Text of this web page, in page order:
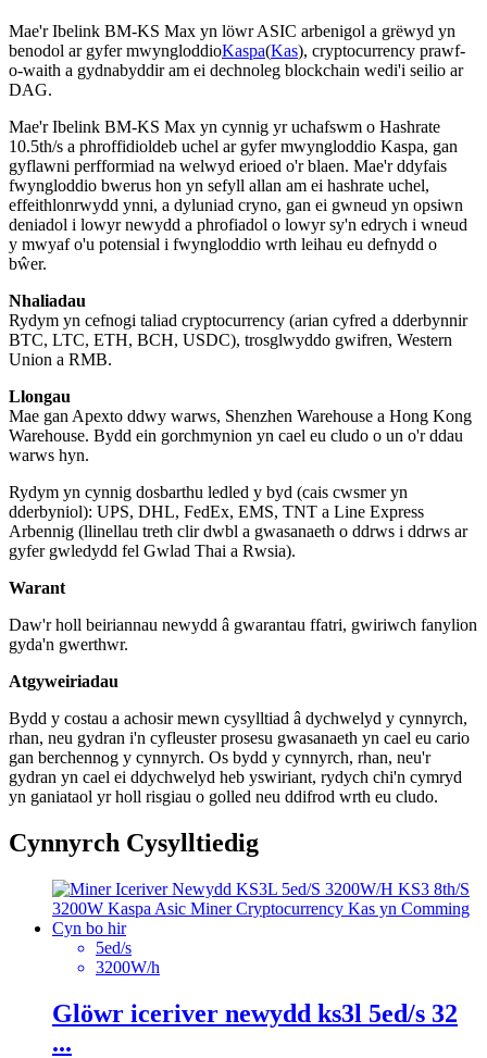
Mae'r Ibelink BM-KS Max yn löwr ASIC arbenigol a grëwyd yn
benodol ar gyfer mwyngloddioKaspa(Kas), cryptocurrency prawf-
o-waith a gydnabyddir am ei dechnoleg blockchain wedi'i seilio ar
DAG.
Mae'r Ibelink BM-KS Max yn cynnig yr uchafswm o Hashrate
10.5th/s a phroffidioldeb uchel ar gyfer mwyngloddio Kaspa, gan
gyflawni perfformiad na welwyd erioed o'r blaen. Mae'r ddyfais
fwyngloddio bwerus hon yn sefyll allan am ei hashrate uchel,
effeithlonrwydd ynni, a dyluniad cryno, gan ei gwneud yn opsiwn
deniadol i lowyr newydd a phrofiadol o lowyr sy'n edrych i wneud
y mwyaf o'u potensial i fwyngloddio wrth leihau eu defnydd o
bŵer.
Nhaliadau
Rydym yn cefnogi taliad cryptocurrency (arian cyfred a dderbynnir
BTC, LTC, ETH, BCH, USDC), trosglwyddo gwifren, Western
Union a RMB.
Llongau
Mae gan Apexto ddwy warws, Shenzhen Warehouse a Hong Kong
Warehouse. Bydd ein gorchmynion yn cael eu cludo o un o'r ddau
warws hyn.
Rydym yn cynnig dosbarthu ledled y byd (cais cwsmer yn
dderbyniol): UPS, DHL, FedEx, EMS, TNT a Line Express
Arbennig (llinellau treth clir dwbl a gwasanaeth o ddrws i ddrws ar
gyfer gwledydd fel Gwlad Thai a Rwsia).
Warant
Daw'r holl beiriannau newydd â gwarantau ffatri, gwiriwch fanylion
gyda'n gwerthwr.
Atgyweiriadau
Bydd y costau a achosir mewn cysylltiad â dychwelyd y cynnyrch,
rhan, neu gydran i'n cyfleuster prosesu gwasanaeth yn cael eu cario
gan berchennog y cynnyrch. Os bydd y cynnyrch, rhan, neu'r
gydran yn cael ei ddychwelyd heb yswiriant, rydych chi'n cymryd
yn ganiataol yr holl risgiau o golled neu ddifrod wrth eu cludo.
Cynnyrch Cysylltiedig
5ed/s
3200W/h
Glöwr iceriver newydd ks3l 5ed/s 32
...